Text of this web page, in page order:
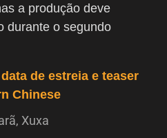
a produção deve
durante o segundo
de estreia e teaser
Chinese
, Xuxa